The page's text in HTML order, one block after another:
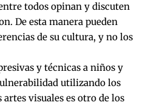
todos opinan y discuten
De esta manera pueden
de su cultura, y no los
y técnicas a niños y
utilizando los
visuales es otro de los